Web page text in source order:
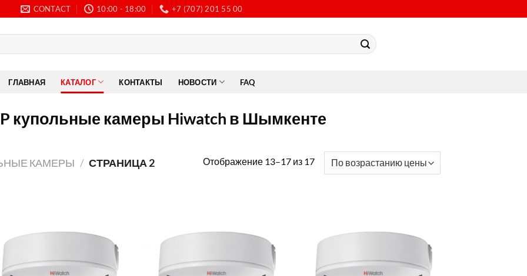
CONTACT 10:00 - 18:00 +7 (707) 201 55 00
ГЛАВНАЯ КАТАЛОГ КОНТАКТЫ НОВОСТИ FAQ
купольные камеры Hiwatch в Шымкенте
КАМЕРЫ / СТРАНИЦА 2 Отображение 13–17 из 17